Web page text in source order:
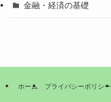
金融・経済の基礎
ホーム プライバシーポリシー